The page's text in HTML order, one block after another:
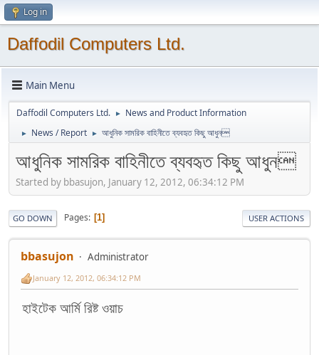
Log in
Daffodil Computers Ltd.
Main Menu
Daffodil Computers Ltd. ► News and Product Information
► News / Report ► আধুনিক সামরিক বাহিনীতে ব্যবহৃত কিছু আধুন
আধুনিক সামরিক বাহিনীতে ব্যবহৃত কিছু আধুন
Started by bbasujon, January 12, 2012, 06:34:12 PM
GO DOWN Pages 1 USER ACTIONS
bbasujon Administrator
January 12, 2012, 06:34:12 PM
হাইটেক আর্মি রিষ্ট ওয়াচ